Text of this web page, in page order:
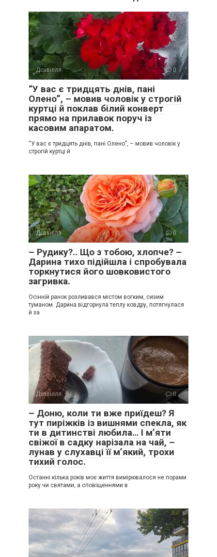
Дозвілля 0
“У вас є тридцять днів, пані
Олено”, – мовив чоловік у строгій
куртці й поклав білий конверт
прямо на прилавок поруч із
касовим апаратом.
“У вас є тридцять днів, пані Олено”, – мовив чоловік у
строгій куртці й
Дозвілля 0
– Рудику?.. Що з тобою, хлопче? –
Дарина тихо підійшла і спробувала
торкнутися його шовковистого
загривка.
Осінній ранок розливався містом вогким, сизим
туманом. Дарина відгорнула теплу ковдру, потягнулася
й за
Дозвілля 0
– Доню, коли ти вже приїдеш? Я
тут пиріжків із вишнями спекла, як
ти в дитинстві любила… І м’яти
свіжої в садку нарізала на чай, –
лунав у слухавці її м’який, трохи
тихий голос.
Останні кілька років моє життя вимірювалося не порами
року чи святами, а сповіщеннями в